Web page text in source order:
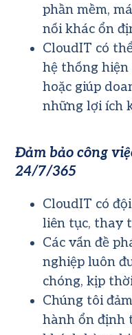
phần mềm,
nối khác ổn
CloudIT có
hệ thống
hoặc giúp
những lợi ích
Đảm bảo công
24/7/365
CloudIT có
liên tục, thay
Các vấn đề
nghiệp luôn
chóng, kịp
Chúng tôi
hành ổn định